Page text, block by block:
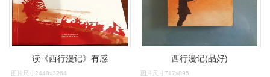
读《西行漫记》有感
图片尺寸2448x3264
西行漫记(品好)
图片尺寸717x895